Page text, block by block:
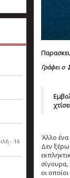
- 16
Γράφει ο
Άλλο ένα
Δεν ξέρω
σίγουρα,
οι